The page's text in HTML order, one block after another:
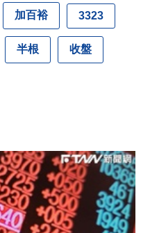
加百裕 3323
半根 收盤